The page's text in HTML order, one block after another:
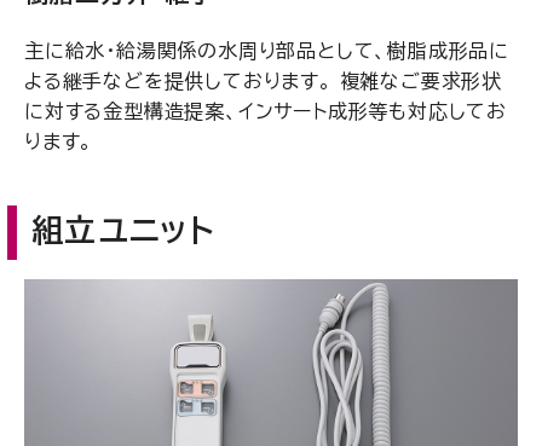
主に給水・給湯関係の水周り部品として、樹脂成形品に
よる継手などを提供しております。 複雑なご要求形状
に対する金型構造提案、インサート成形等も対応してお
ります。
組立ユニット